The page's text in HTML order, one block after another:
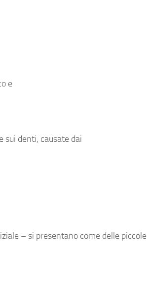
e
sui denti, causate dai
– si presentano come delle piccole